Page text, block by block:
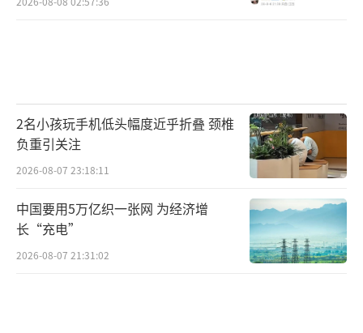
2名小孩玩手机低头幅度近乎折叠 颈椎
负重引关注
2026-08-07 23:18:11
中国要用5万亿织一张网 为经济增
长“充电”
2026-08-07 21:31:02